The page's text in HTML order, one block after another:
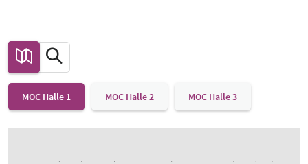
MOC Halle 1 MOC Halle 2 MOC Halle 3